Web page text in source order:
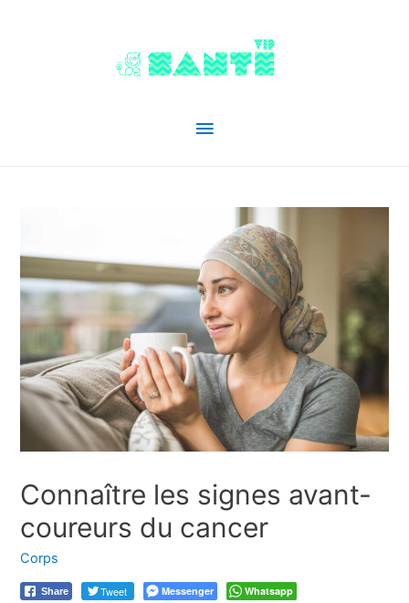
Menu
Connaître les signes avant-
coureurs du cancer
Corps
Share Tweet Messenger Whatsapp